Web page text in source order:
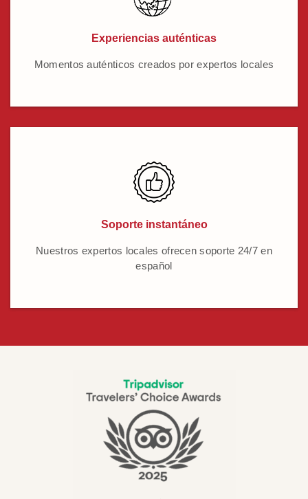
Experiencias auténticas
Momentos auténticos creados por expertos locales
Soporte instantáneo
Nuestros expertos locales ofrecen soporte 24/7 en
español